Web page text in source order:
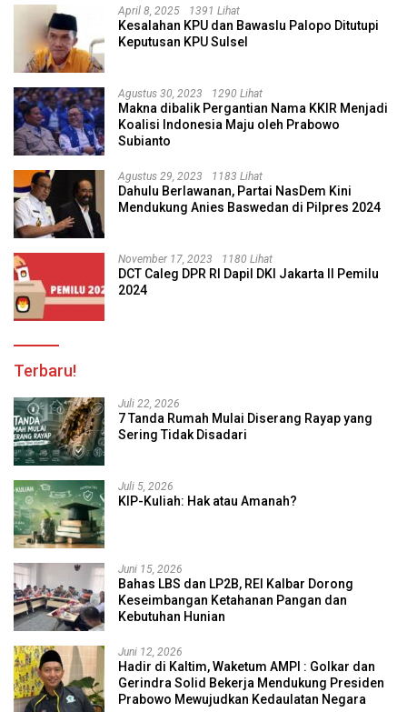
April 8, 2025 1391 Lihat
Kesalahan KPU dan Bawaslu Palopo Ditutupi
Keputusan KPU Sulsel
Agustus 30, 2023 1290 Lihat
Makna dibalik Pergantian Nama KKIR Menjadi
Koalisi Indonesia Maju oleh Prabowo
Subianto
Agustus 29, 2023 1183 Lihat
Dahulu Berlawanan, Partai NasDem Kini
Mendukung Anies Baswedan di Pilpres 2024
November 17, 2023 1180 Lihat
DCT Caleg DPR RI Dapil DKI Jakarta II Pemilu
2024
Terbaru!
Juli 22, 2026
7 Tanda Rumah Mulai Diserang Rayap yang
Sering Tidak Disadari
Juli 5, 2026
KIP-Kuliah: Hak atau Amanah?
Juni 15, 2026
Bahas LBS dan LP2B, REI Kalbar Dorong
Keseimbangan Ketahanan Pangan dan
Kebutuhan Hunian
Juni 12, 2026
Hadir di Kaltim, Waketum AMPI : Golkar dan
Gerindra Solid Bekerja Mendukung Presiden
Prabowo Mewujudkan Kedaulatan Negara